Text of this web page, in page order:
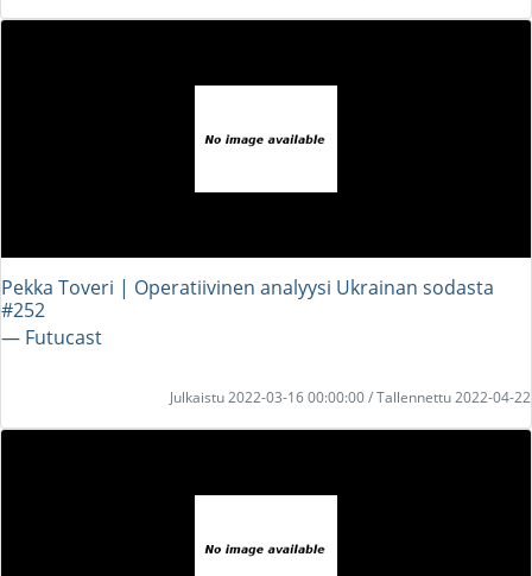
Pekka Toveri | Operatiivinen analyysi Ukrainan sodasta
#252
― Futucast
Julkaistu 2022-03-16 00:00:00 / Tallennettu 2022-04-22